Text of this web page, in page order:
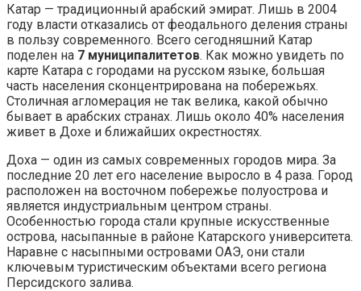
Катар — традиционный арабский эмират. Лишь в 2004
году власти отказались от феодального деления страны
в пользу современного. Всего сегодняшний Катар
поделен на 7 муниципалитетов. Как можно увидеть по
карте Катара с городами на русском языке, большая
часть населения сконцентрирована на побережьях.
Столичная агломерация не так велика, какой обычно
бывает в арабских странах. Лишь около 40% населения
живет в Дохе и ближайших окрестностях.
Доха — один из самых современных городов мира. За
последние 20 лет его население выросло в 4 раза. Город
расположен на восточном побережье полуострова и
является индустриальным центром страны.
Особенностью города стали крупные искусственные
острова, насыпанные в районе Катарского университета.
Наравне с насыпными островами ОАЭ, они стали
ключевым туристическим объектами всего региона
Персидского залива.